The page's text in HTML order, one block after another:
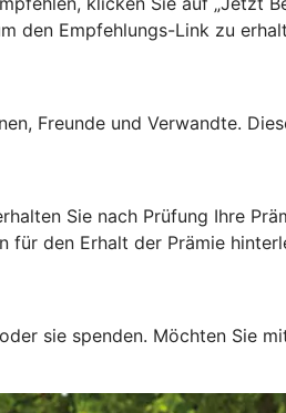
den Empfehlungs-Link zu
Freunde und Verwandte.
Sie nach Prüfung Ihre
für den Erhalt der Prämie
sie spenden. Möchten Sie